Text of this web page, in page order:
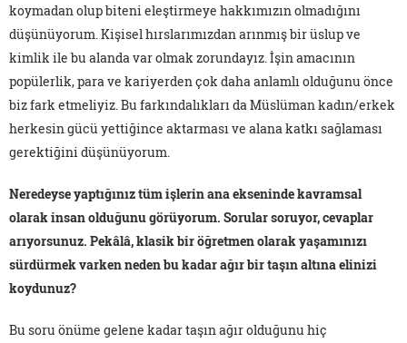
koymadan olup biteni eleştirmeye hakkımızın olmadığını
düşünüyorum. Kişisel hırslarımızdan arınmış bir üslup ve
kimlik ile bu alanda var olmak zorundayız. İşin amacının
popülerlik, para ve kariyerden çok daha anlamlı olduğunu önce
biz fark etmeliyiz. Bu farkındalıkları da Müslüman kadın/erkek
herkesin gücü yettiğince aktarması ve alana katkı sağlaması
gerektiğini düşünüyorum.
Neredeyse yaptığınız tüm işlerin ana ekseninde kavramsal
olarak insan olduğunu görüyorum. Sorular soruyor, cevaplar
arıyorsunuz. Pekâlâ, klasik bir öğretmen olarak yaşamınızı
sürdürmek varken neden bu kadar ağır bir taşın altına elinizi
koydunuz?
Bu soru önüme gelene kadar taşın ağır olduğunu hiç